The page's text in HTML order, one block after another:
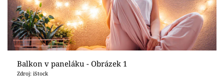
Balkon v paneláku - Obrázek 1
Zdroj: iStock